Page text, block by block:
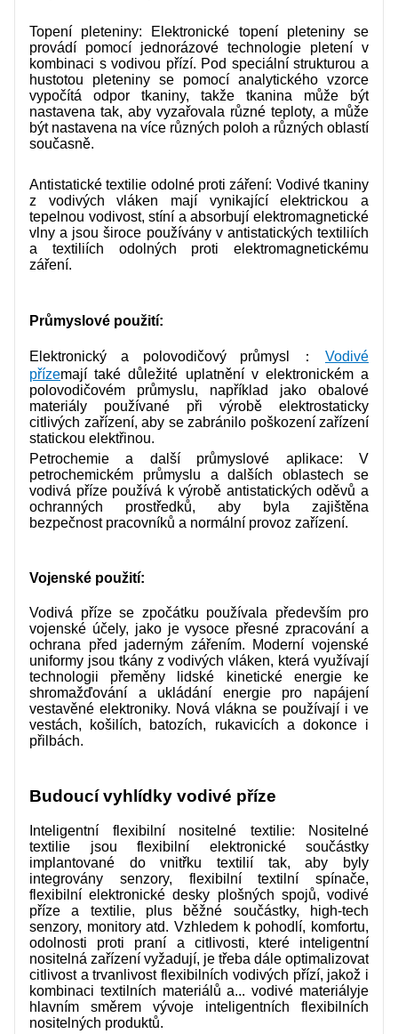
Topení pleteniny: Elektronické topení pleteniny se
provádí pomocí jednorázové technologie pletení v
kombinaci s vodivou přízí. Pod speciální strukturou a
hustotou pleteniny se pomocí analytického vzorce
vypočítá odpor tkaniny, takže tkanina může být
nastavena tak, aby vyzařovala různé teploty, a může
být nastavena na více různých poloh a různých oblastí
současně.
Antistatické textilie odolné proti záření: Vodivé tkaniny
z vodivých vláken mají vynikající elektrickou a
tepelnou vodivost, stíní a absorbují elektromagnetické
vlny a jsou široce používány v antistatických textiliích
a textiliích odolných proti elektromagnetickému
záření.
Průmyslové použití:
Elektronický a polovodičový průmysl： Vodivé
přízemají také důležité uplatnění v elektronickém a
polovodičovém průmyslu, například jako obalové
materiály používané při výrobě elektrostaticky
citlivých zařízení, aby se zabránilo poškození zařízení
statickou elektřinou.
Petrochemie a další průmyslové aplikace: V
petrochemickém průmyslu a dalších oblastech se
vodivá příze používá k výrobě antistatických oděvů a
ochranných prostředků, aby byla zajištěna
bezpečnost pracovníků a normální provoz zařízení.
Vojenské použití:
Vodivá příze se zpočátku používala především pro
vojenské účely, jako je vysoce přesné zpracování a
ochrana před jaderným zářením. Moderní vojenské
uniformy jsou tkány z vodivých vláken, která využívají
technologii přeměny lidské kinetické energie ke
shromažďování a ukládání energie pro napájení
vestavěné elektroniky. Nová vlákna se používají i ve
vestách, košilích, batozích, rukavicích a dokonce i
přilbách.
Budoucí vyhlídky vodivé příze
Inteligentní flexibilní nositelné textilie: Nositelné
textilie jsou flexibilní elektronické součástky
implantované do vnitřku textilií tak, aby byly
integrovány senzory, flexibilní textilní spínače,
flexibilní elektronické desky plošných spojů, vodivé
příze a textilie, plus běžné součástky, high-tech
senzory, monitory atd. Vzhledem k pohodlí, komfortu,
odolnosti proti praní a citlivosti, které inteligentní
nositelná zařízení vyžadují, je třeba dále optimalizovat
citlivost a trvanlivost flexibilních vodivých přízí, jakož i
kombinaci textilních materiálů a...vodivé materiályje
hlavním směrem vývoje inteligentních flexibilních
nositelných produktů.